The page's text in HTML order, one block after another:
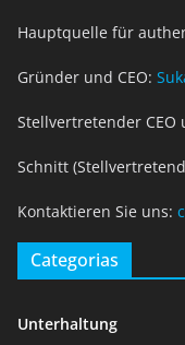
Hauptquelle für
Gründer und CEO:
Stellvertretender CEO
Schnitt
Kontaktieren Sie uns:
Categorias
Unterhaltung